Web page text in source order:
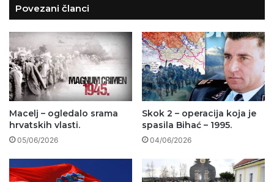
Povezani članci
Macelj – ogledalo srama
hrvatskih vlasti.
05/06/2026
Skok 2 – operacija koja je
spasila Bihać – 1995.
04/06/2026